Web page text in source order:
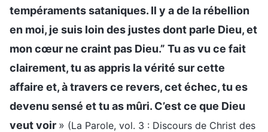
tempéraments sataniques. Il y a de la rébellion
en moi, je suis loin des justes dont parle Dieu, et
mon cœur ne craint pas Dieu.” Tu as vu ce fait
clairement, tu as appris la vérité sur cette
affaire et, à travers ce revers, cet échec, tu es
devenu sensé et tu as mûri. C’est ce que Dieu
veut voir » (La Parole, vol. 3 : Discours de Christ des